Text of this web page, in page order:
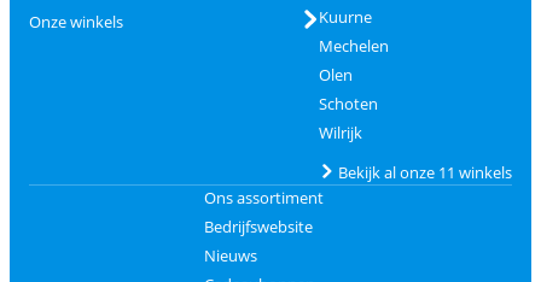
Onze winkels
Kuurne
Mechelen
Olen
Schoten
Wilrijk
Bekijk al onze 11 winkels
Ons assortiment
Bedrijfswebsite
Nieuws